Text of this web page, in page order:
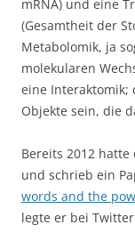
mRNA) und eine
(Gesamtheit der
Metabolomik, ja
molekularen
eine Interaktomik;
Objekte sein, die
Bereits 2012 hatte
und schrieb ein
words and the
legte er bei